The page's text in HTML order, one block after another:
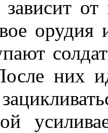
орудия
них